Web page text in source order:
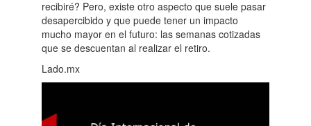
recibiré? Pero, existe otro aspecto que suele pasar
desapercibido y que puede tener un impacto
mucho mayor en el futuro: las semanas cotizadas
que se descuentan al realizar el retiro.
Lado.mx